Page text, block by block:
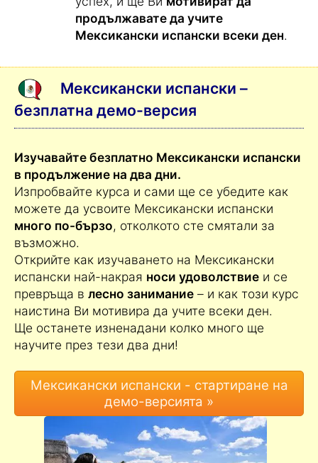
Разнообразните методи на
обучение гарантират забавление и
успех, и ще Вимотивират да
Мексикански испански всеки ден
Мексикански испански –
безплатна демо-версия
Изучавайте безплатно Мексикански испански
в продължение на два дни.
Изпробвайте курса и сами ще се убедите как
можете да усвоите Мексикански испански
много по-бързо, отколкото сте смятали за
възможно.
Открийте как изучаването на Мексикански
испански най-накраяноси удоволствие
превръща в
лесно занимание
наистина Ви мотивира да учите всеки ден.
Ще останете изненадани колко много ще
научите през тези два дни!